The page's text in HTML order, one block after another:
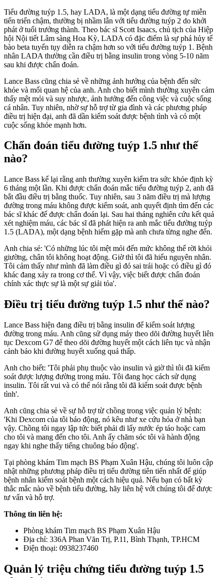
Tiểu đường tuýp 1.5, hay LADA, là một dạng tiểu đường tự miễn
tiến triển chậm, thường bị nhầm lẫn với tiểu đường tuýp 2 do khởi
phát ở tuổi trưởng thành. Theo bác sĩ Scott Isaacs, chủ tịch của Hiệp
hội Nội tiết Lâm sàng Hoa Kỳ, LADA có đặc điểm là sự phá hủy tế
bào beta tuyến tụy diễn ra chậm hơn so với tiểu đường tuýp 1. Bệnh
nhân LADA thường cần điều trị bằng insulin trong vòng 5-10 năm
sau khi được chẩn đoán.
Lance Bass cũng chia sẻ về những ảnh hưởng của bệnh đến sức
khỏe và mối quan hệ của anh. Anh cho biết mình thường xuyên cảm
thấy mệt mỏi và suy nhược, ảnh hưởng đến công việc và cuộc sống
cá nhân. Tuy nhiên, nhờ sự hỗ trợ từ gia đình và các phương pháp
điều trị hiện đại, anh đã dần kiểm soát được bệnh tình và có một
cuộc sống khỏe mạnh hơn.
Chẩn đoán tiểu đường tuýp 1.5 như thế
nào?
Lance Bass kể lại rằng anh thường xuyên kiểm tra sức khỏe định kỳ
6 tháng một lần. Khi được chẩn đoán mắc tiểu đường tuýp 2, anh đã
bắt đầu điều trị bằng thuốc. Tuy nhiên, sau 3 năm điều trị mà lượng
đường trong máu không được kiểm soát, anh quyết định tìm đến các
bác sĩ khác để được chẩn đoán lại. Sau hai tháng nghiên cứu kết quả
xét nghiệm máu, các bác sĩ đã phát hiện ra anh mắc tiểu đường tuýp
1.5 (LADA), một dạng bệnh hiếm gặp mà anh chưa từng nghe đến.
Anh chia sẻ: 'Có những lúc tôi mệt mỏi đến mức không thể rời khỏi
giường, chân tôi không hoạt động. Giờ thì tôi đã hiểu nguyên nhân.
Tôi cảm thấy như mình đã làm điều gì đó sai trái hoặc có điều gì đó
khác đang xảy ra trong cơ thể. Vì vậy, việc biết được chẩn đoán
chính xác thực sự là một sự giải tỏa'.
Điều trị tiểu đường tuýp 1.5 như thế nào?
Lance Bass hiện đang điều trị bằng insulin để kiểm soát lượng
đường trong máu. Anh cũng sử dụng máy theo dõi đường huyết liên
tục Dexcom G7 để theo dõi đường huyết một cách liên tục và nhận
cảnh báo khi đường huyết xuống quá thấp.
Anh cho biết: 'Tôi phải phụ thuộc vào insulin và giờ thì tôi đã kiểm
soát được lượng đường trong máu. Tôi đang học cách sử dụng
insulin. Tôi rất vui và có thể nói rằng tôi đã kiểm soát được bệnh
tình'.
Anh cũng chia sẻ về sự hỗ trợ từ chồng trong việc quản lý bệnh:
'Khi Dexcom của tôi báo động, nó kêu như xe cứu hỏa ở nhà bạn
vậy. Chồng tôi ngay lập tức biết phải đi lấy nước ép táo hoặc cam
cho tôi và mang đến cho tôi. Anh ấy chăm sóc tôi và hành động
ngay khi nghe thấy tiếng chuông báo động'.
Tại phòng khám Tim mạch BS Phạm Xuân Hậu, chúng tôi luôn cập
nhật những phương pháp điều trị tiểu đường tiên tiến nhất để giúp
bệnh nhân kiểm soát bệnh một cách hiệu quả. Nếu bạn có bất kỳ
thắc mắc nào về bệnh tiểu đường, hãy liên hệ với chúng tôi để được
tư vấn và hỗ trợ.
Thông tin liên hệ:
Phòng khám Tim mạch BS Phạm Xuân Hậu
Địa chỉ: 336A Phan Văn Trị, P.11, Bình Thạnh, TP.HCM
Điện thoại: 0938237460
Quản lý triệu chứng tiểu đường tuýp 1.5